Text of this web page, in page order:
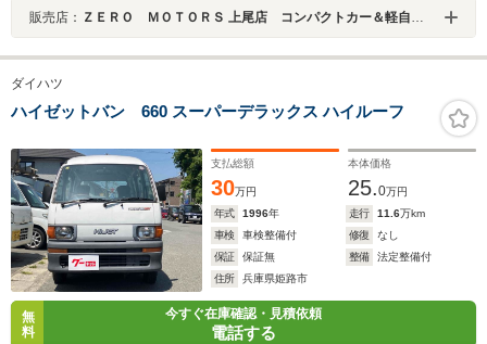
販売店： ＺＥＲＯ ＭＯＴＯＲＳ 上尾店 コンパクトカー＆軽自動車専門店
ダイハツ
ハイゼットバン 660 スーパーデラックス ハイルーフ
支払総額
30万円
本体価格
25.0万円
年式
1996年 走行 11.6万km
車検
車検整備付 修復
なし
保証
保証無 整備
法定整備付
住所
兵庫県姫路市
無
料
今すぐ在庫確認・見積依頼
電話する